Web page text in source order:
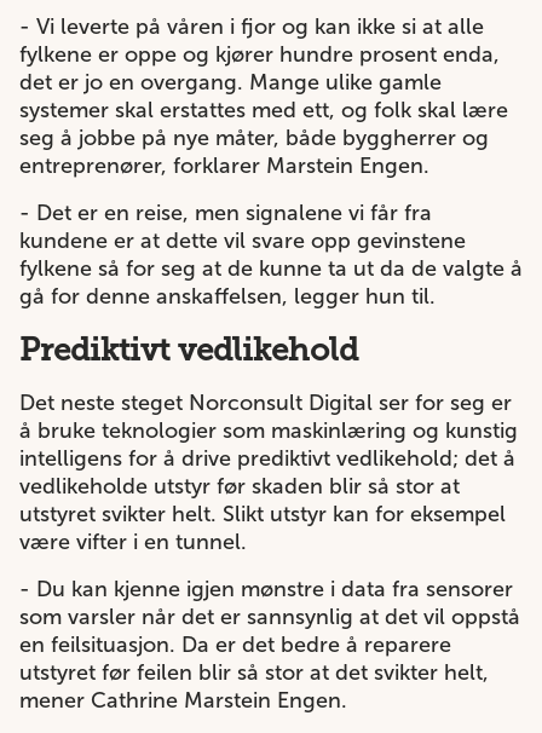
- Vi leverte på våren i fjor og kan ikke si at alle
fylkene er oppe og kjører hundre prosent enda,
det er jo en overgang. Mange ulike gamle
systemer skal erstattes med ett, og folk skal lære
seg å jobbe på nye måter, både byggherrer og
entreprenører, forklarer Marstein Engen.
- Det er en reise, men signalene vi får fra
kundene er at dette vil svare opp gevinstene
fylkene så for seg at de kunne ta ut da de valgte å
gå for denne anskaffelsen, legger hun til.
Prediktivt vedlikehold
Det neste steget Norconsult Digital ser for seg er
å bruke teknologier som maskinlæring og kunstig
intelligens for å drive prediktivt vedlikehold; det å
vedlikeholde utstyr før skaden blir så stor at
utstyret svikter helt. Slikt utstyr kan for eksempel
være vifter i en tunnel.
- Du kan kjenne igjen mønstre i data fra sensorer
som varsler når det er sannsynlig at det vil oppstå
en feilsituasjon. Da er det bedre å reparere
utstyret før feilen blir så stor at det svikter helt,
mener Cathrine Marstein Engen.